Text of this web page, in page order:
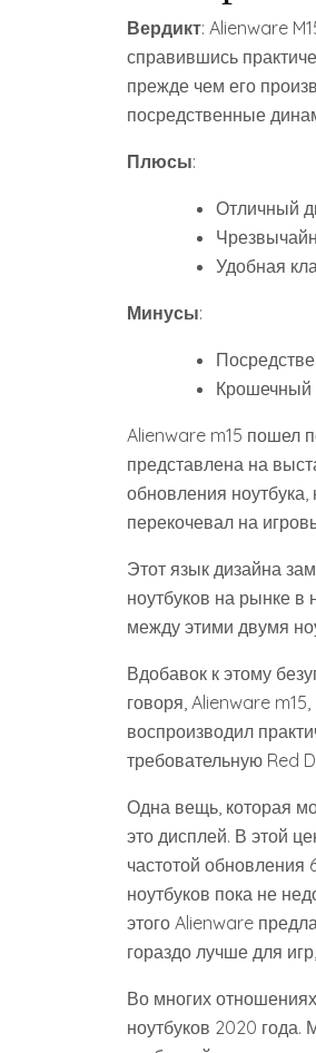
Вердикт: Alienware
справившись
прежде чем его
посредственные
Плюсы:
Отличный
Удобная
Минусы:
Крошечный
Alienware m15 пошел
представлена на
обновления ноутбука,
перекочевал на
Этот язык дизайна
ноутбуков на рынке в
между этими двумя
Вдобавок к этому
говоря, Alienware
воспроизводил
требовательную Red
Одна вещь, которая
это дисплей. В этой
частотой обновления
ноутбуков пока не
этого Alienware
гораздо лучше для
Во многих
ноутбуков 2020 года.